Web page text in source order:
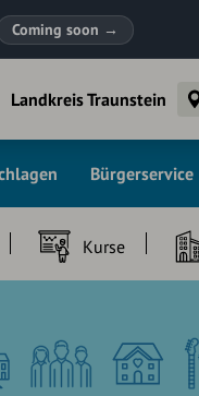
Coming soon →
Landkreis Traunstein
Bürgerservice
Kurse